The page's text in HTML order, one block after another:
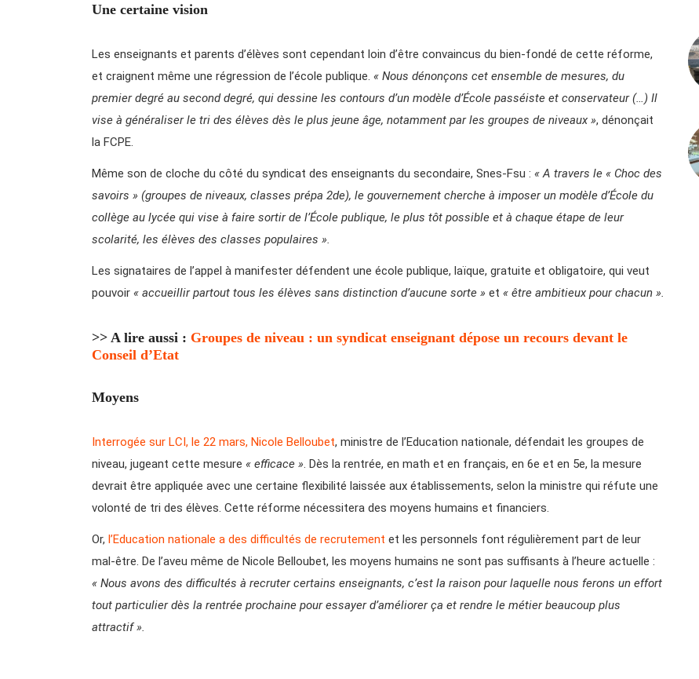
Une certaine vision
Les enseignants et parents d’élèves sont cependant loin d’être convaincus du bien-fondé de cette réforme,
et craignent même une régression de l’école publique. « Nous dénonçons cet ensemble de mesures, du
premier degré au second degré, qui dessine les contours d’un modèle d’École passéiste et conservateur (…) Il
vise à généraliser le tri des élèves dès le plus jeune âge, notamment par les groupes de niveaux », dénonçait
la FCPE.
Même son de cloche du côté du syndicat des enseignants du secondaire, Snes-Fsu : « A travers le « Choc des
savoirs » (groupes de niveaux, classes prépa 2de), le gouvernement cherche à imposer un modèle d’École du
collège au lycée qui vise à faire sortir de l’École publique, le plus tôt possible et à chaque étape de leur
scolarité, les élèves des classes populaires ».
Les signataires de l’appel à manifester défendent une école publique, laïque, gratuite et obligatoire, qui veut
pouvoir « accueillir partout tous les élèves sans distinction d’aucune sorte » et « être ambitieux pour chacun ».
>> A lire aussi : Groupes de niveau : un syndicat enseignant dépose un recours devant le
Conseil d’Etat
Moyens
Interrogée sur LCI, le 22 mars, Nicole Belloubet, ministre de l’Education nationale, défendait les groupes de
niveau, jugeant cette mesure « efficace ». Dès la rentrée, en math et en français, en 6e et en 5e, la mesure
devrait être appliquée avec une certaine flexibilité laissée aux établissements, selon la ministre qui réfute une
volonté de tri des élèves. Cette réforme nécessitera des moyens humains et financiers.
Or, l’Education nationale a des difficultés de recrutement et les personnels font régulièrement part de leur
mal-être. De l’aveu même de Nicole Belloubet, les moyens humains ne sont pas suffisants à l’heure actuelle :
« Nous avons des difficultés à recruter certains enseignants, c’est la raison pour laquelle nous ferons un effort
tout particulier dès la rentrée prochaine pour essayer d’améliorer ça et rendre le métier beaucoup plus
attractif ».